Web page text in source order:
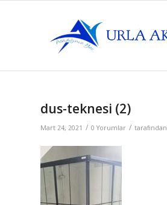
dus-teknesi (2)
Mart 24, 2021 / 0 Yorumlar / tarafından